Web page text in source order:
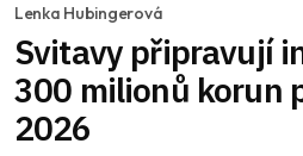
Lenka Hubingerová
Svitavy připravují
300 milionů korun
2026